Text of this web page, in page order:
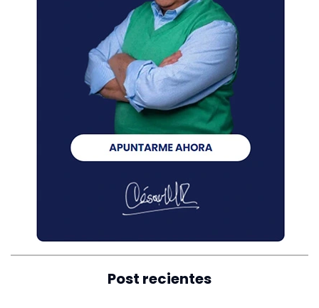
Post recientes